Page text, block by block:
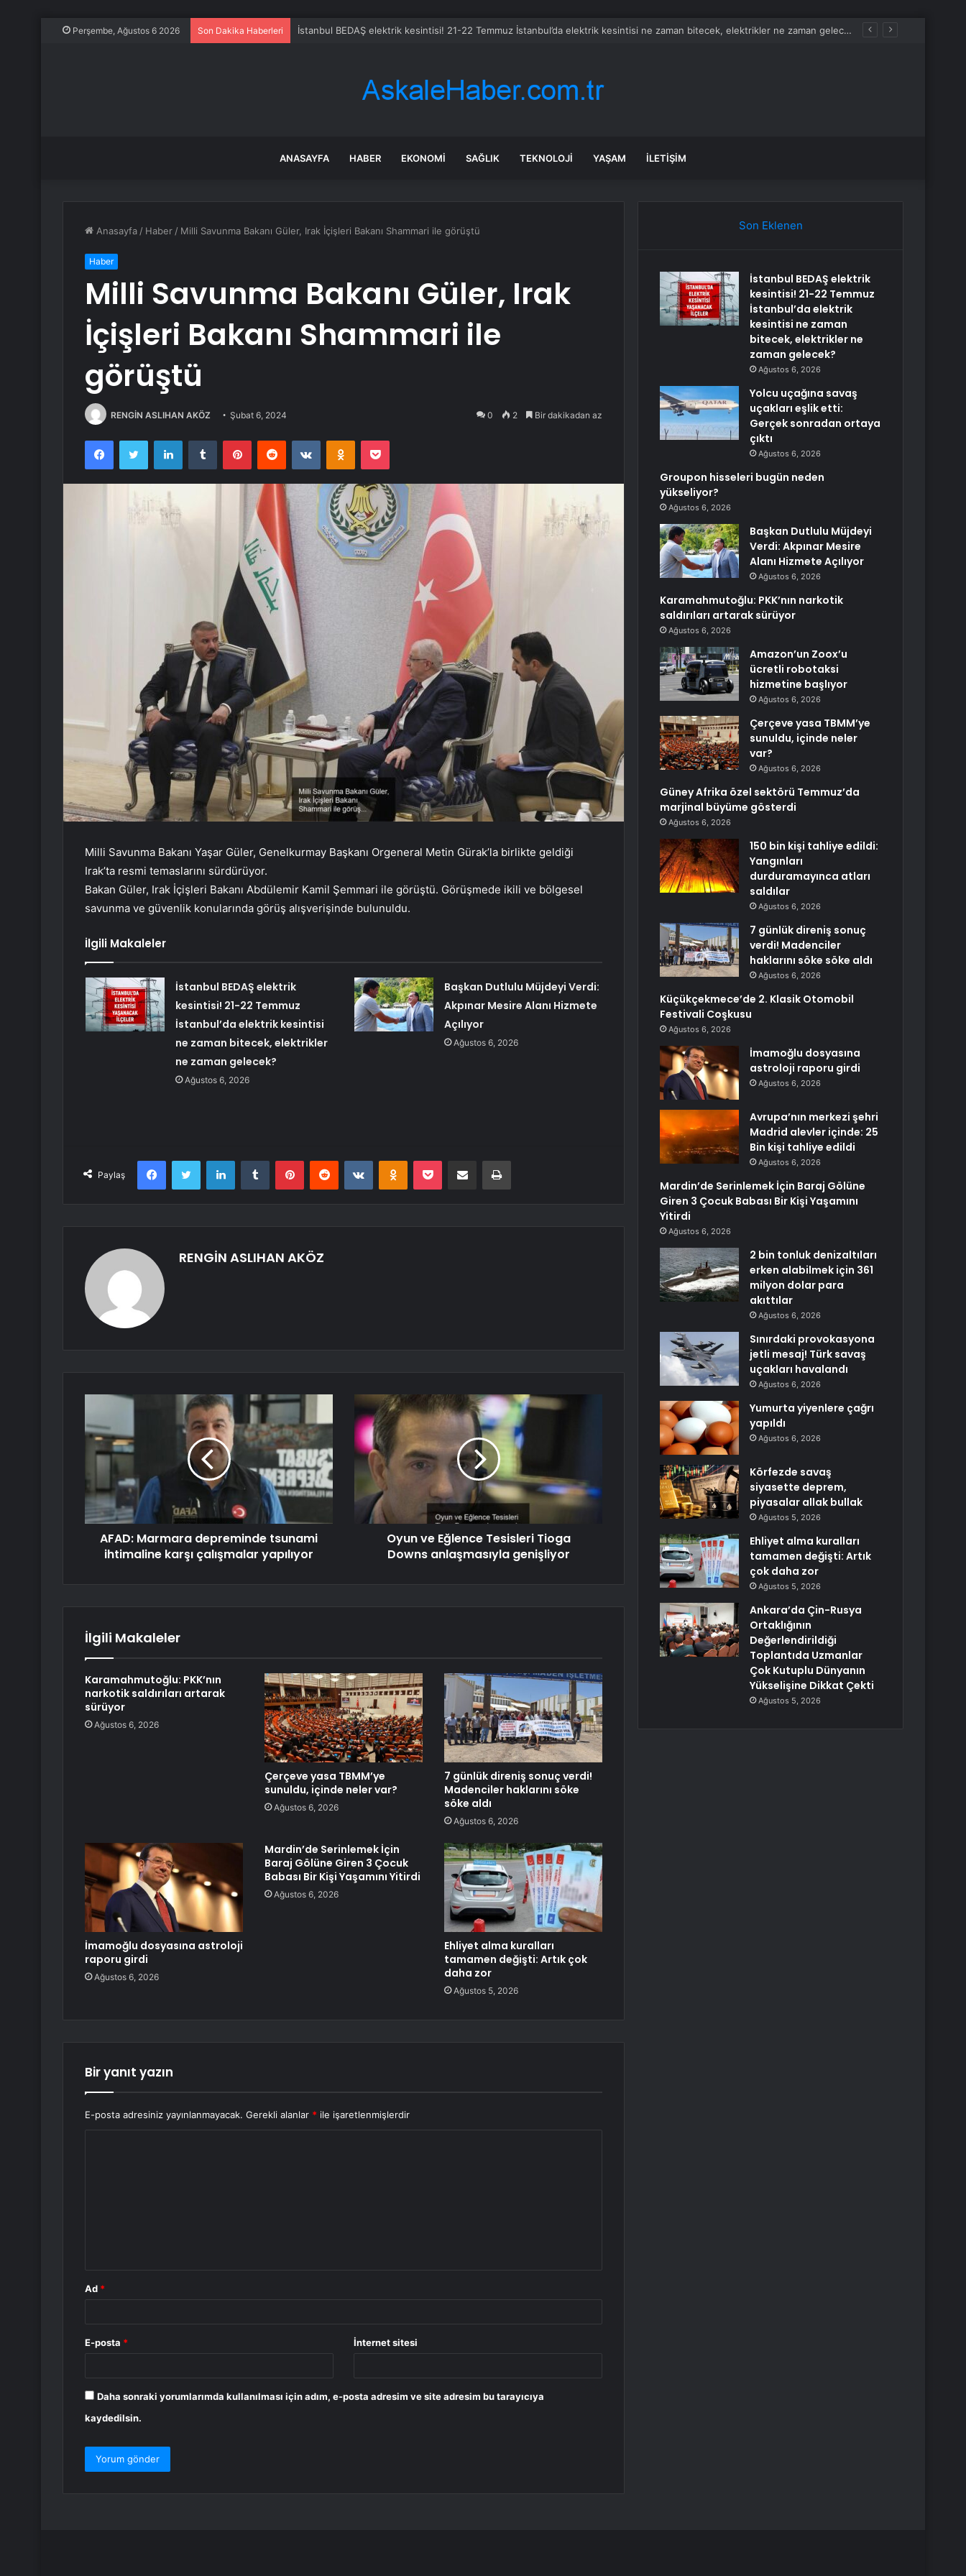
Perşembe, Ağustos 6 2026 Son Dakika Haberleri İstanbul BEDAŞ elektrik kesintisi! 21-22 Temmuz İstanbul’da elektrik kesintisi ne zaman bitecek, elektrikler ne zaman gelecek?
ANASAYFA HABER EKONOMI SAĞLIK TEKNOLOJI YAŞAM İLETIŞIM
Anasayfa / Haber / Milli Savunma Bakanı Güler, Irak İçişleri Bakanı Shammari ile görüştü
Haber
Milli Savunma Bakanı Güler, Irak
İçişleri Bakanı Shammari ile
görüştü
RENGİN ASLIHAN AKÖZ Şubat 6, 2024 0 2 Bir dakikadan az
FacebookTwitter LinkedInTumblr PinterestReddit VKontakteOdnoklassniki
Pocket
Milli Savunma Bakanı Yaşar Güler, Genelkurmay Başkanı Orgeneral Metin Gürak’la birlikte geldiği
Irak’ta resmi temaslarını sürdürüyor.
Bakan Güler, Irak İçişleri Bakanı Abdülemir Kamil Şemmari ile görüştü. Görüşmede ikili ve bölgesel
savunma ve güvenlik konularında görüş alışverişinde bulunuldu.
İlgili Makaleler
İstanbul BEDAŞ elektrik
kesintisi! 21-22 Temmuz
İstanbul’da elektrik kesintisi
ne zaman bitecek, elektrikler
ne zaman gelecek?
Ağustos 6, 2026
Başkan Dutlulu Müjdeyi Verdi:
Akpınar Mesire Alanı Hizmete
Açılıyor
Ağustos 6, 2026
Paylaş
FacebookTwitter LinkedInTumblr PinterestReddit VKontakteOdnoklassniki
Pocket E-Posta ile paylaş Yazdır
RENGİN ASLIHAN AKÖZ
AFAD: Marmara depreminde tsunami
ihtimaline karşı çalışmalar yapılıyor
Oyun ve Eğlence Tesisleri Tioga
Downs anlaşmasıyla genişliyor
İlgili Makaleler
Karamahmutoğlu: PKK’nın
narkotik saldırıları artarak
sürüyor
Ağustos 6, 2026
Çerçeve yasa TBMM’ye
sunuldu, içinde neler var?
Ağustos 6, 2026
7 günlük direniş sonuç verdi!
Madenciler haklarını söke
söke aldı
Ağustos 6, 2026
İmamoğlu dosyasına astroloji
raporu girdi
Ağustos 6, 2026
Mardin’de Serinlemek İçin
Baraj Gölüne Giren 3 Çocuk
Babası Bir Kişi Yaşamını Yitirdi
Ağustos 6, 2026
Ehliyet alma kuralları
tamamen değişti: Artık çok
daha zor
Ağustos 5, 2026
Bir yanıt yazın
E-posta adresiniz yayınlanmayacak. Gerekli alanlar * ile işaretlenmişlerdir
Ad *
E-posta * İnternet sitesi
Daha sonraki yorumlarımda kullanılması için adım, e-posta adresim ve site adresim bu tarayıcıya
kaydedilsin.
Son Eklenen
İstanbul BEDAŞ elektrik
kesintisi! 21-22 Temmuz
İstanbul’da elektrik
kesintisi ne zaman
bitecek, elektrikler ne
zaman gelecek?
Ağustos 6, 2026
Yolcu uçağına savaş
uçakları eşlik etti:
Gerçek sonradan ortaya
çıktı
Ağustos 6, 2026
Groupon hisseleri bugün neden
yükseliyor?
Ağustos 6, 2026
Başkan Dutlulu Müjdeyi
Verdi: Akpınar Mesire
Alanı Hizmete Açılıyor
Ağustos 6, 2026
Karamahmutoğlu: PKK’nın narkotik
saldırıları artarak sürüyor
Ağustos 6, 2026
Amazon’un Zoox’u
ücretli robotaksi
hizmetine başlıyor
Ağustos 6, 2026
Çerçeve yasa TBMM’ye
sunuldu, içinde neler
var?
Ağustos 6, 2026
Güney Afrika özel sektörü Temmuz’da
marjinal büyüme gösterdi
Ağustos 6, 2026
150 bin kişi tahliye edildi:
Yangınları
durduramayınca atları
saldılar
Ağustos 6, 2026
7 günlük direniş sonuç
verdi! Madenciler
haklarını söke söke aldı
Ağustos 6, 2026
Küçükçekmece’de 2. Klasik Otomobil
Festivali Coşkusu
Ağustos 6, 2026
İmamoğlu dosyasına
astroloji raporu girdi
Ağustos 6, 2026
Avrupa’nın merkezi şehri
Madrid alevler içinde: 25
Bin kişi tahliye edildi
Ağustos 6, 2026
Mardin’de Serinlemek İçin Baraj Gölüne
Giren 3 Çocuk Babası Bir Kişi Yaşamını
Yitirdi
Ağustos 6, 2026
2 bin tonluk denizaltıları
erken alabilmek için 361
milyon dolar para
akıttılar
Ağustos 6, 2026
Sınırdaki provokasyona
jetli mesaj! Türk savaş
uçakları havalandı
Ağustos 6, 2026
Yumurta yiyenlere çağrı
yapıldı
Ağustos 6, 2026
Körfezde savaş
siyasette deprem,
piyasalar allak bullak
Ağustos 5, 2026
Ehliyet alma kuralları
tamamen değişti: Artık
çok daha zor
Ağustos 5, 2026
Ankara’da Çin-Rusya
Ortaklığının
Değerlendirildiği
Toplantıda Uzmanlar
Çok Kutuplu Dünyanın
Yükselişine Dikkat Çekti
Ağustos 5, 2026